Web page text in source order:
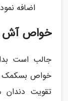
اضافه
خواص آش
جالب است
خواص بسکمک
تقویت